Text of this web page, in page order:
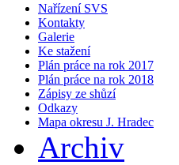
Nařízení SVS
Kontakty
Galerie
Ke stažení
Plán práce na rok 2017
Plán práce na rok 2018
Zápisy ze shůzí
Odkazy
Mapa okresu J. Hradec
Archiv